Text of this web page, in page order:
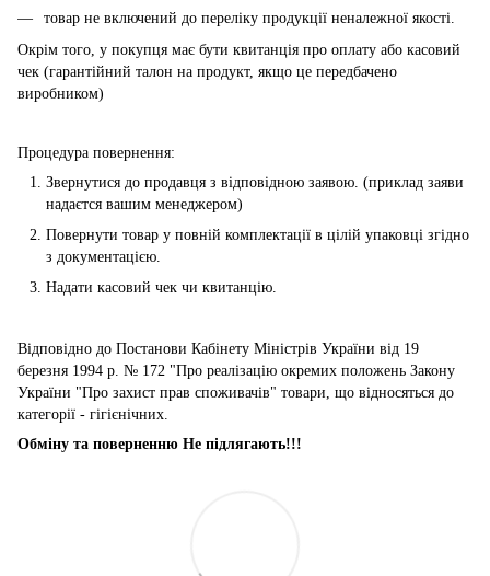
товар не включений до переліку продукції неналежної якості.
Окрім того, у покупця має бути квитанція про оплату або касовий
чек (гарантійний талон на продукт, якщо це передбачено
виробником)
Процедура повернення:
Звернутися до продавця з відповідною заявою. (приклад заяви
надаєтся вашим менеджером)
Повернути товар у повній комплектації в цілій упаковці згідно
з документацією.
Надати касовий чек чи квитанцію.
Відповідно до Постанови Кабінету Міністрів України від 19
березня 1994 р. № 172 "Про реалізацію окремих положень Закону
України "Про захист прав споживачів" товари, що відносяться до
категорії - гігієнічних.
Обміну та поверненню Не підлягають!!!